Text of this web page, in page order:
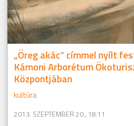
„Öreg akác” címmel nyílt
Kámoni Arborétum
Központjában
kultúra
2013. SZEPTEMBER 20., 18:11